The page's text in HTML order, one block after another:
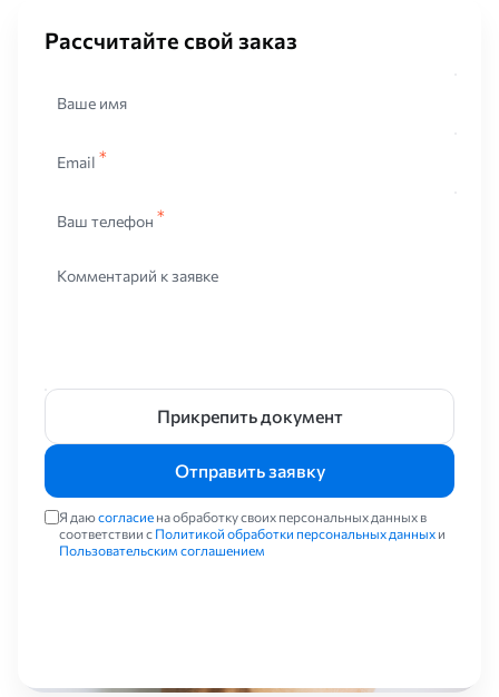
Рассчитайте свой заказ
Ваше имя
Email
Ваш телефон
Комментарий к заявке
Прикрепить документ
Отправить заявку
Я даюсогласие на обработку своих персональных данных в
соответствии с Политикой обработки персональных данных и
Пользовательским соглашением